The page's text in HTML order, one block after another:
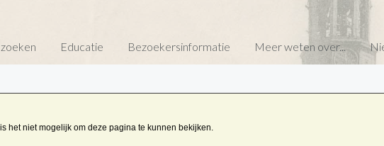
Educatie Bezoekersinformatie Meer weten over...
het niet mogelijk om deze pagina te kunnen bekijken.